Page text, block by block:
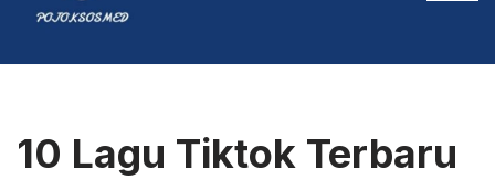
content
10 Lagu Tiktok Terbaru